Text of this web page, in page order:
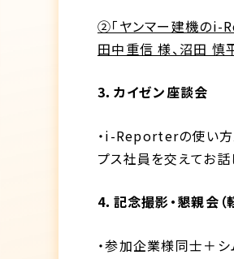
②「ヤンマー建機のi-
田中重信 様、沼田 慎
3．カイゼン座談会
・i-Reporterの使い方
プス社員を交えてお話
4．記念撮影・懇親会（
・参加企業様同士＋